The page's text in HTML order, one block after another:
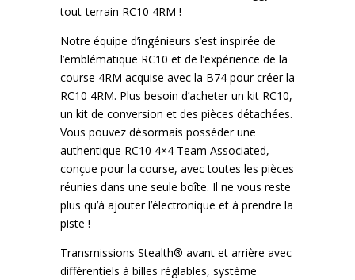
tout-terrain RC10 4RM !
Notre équipe d’ingénieurs s’est inspirée de
l’emblématique RC10 et de l’expérience de la
course 4RM acquise avec la B74 pour créer la
RC10 4RM. Plus besoin d’acheter un kit RC10,
un kit de conversion et des pièces détachées.
Vous pouvez désormais posséder une
authentique RC10 4×4 Team Associated,
conçue pour la course, avec toutes les pièces
réunies dans une seule boîte. Il ne vous reste
plus qu’à ajouter l’électronique et à prendre la
piste !
Transmissions Stealth® avant et arrière avec
différentiels à billes réglables, système